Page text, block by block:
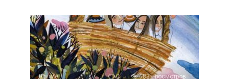
Другие... 0 683 просмотров